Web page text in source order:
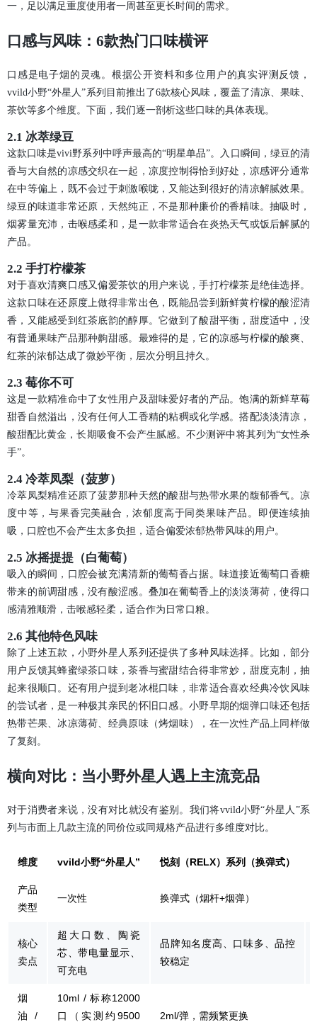
一，足以满足重度使用者一周甚至更长时间的需求。
口感与风味：6款热门口味横评
口感是电子烟的灵魂。根据公开资料和多位用户的真实评测反馈，
vvild小野“外星人”系列目前推出了6款核心风味，覆盖了清凉、果味、
茶饮等多个维度。下面，我们逐一剖析这些口味的具体表现。
2.1 冰萃绿豆
这款口味是vivi野系列中呼声最高的“明星单品”。入口瞬间，绿豆的清
香与大自然的凉感交织在一起，凉度控制得恰到好处，凉感评分通常
在中等偏上，既不会过于刺激喉咙，又能达到很好的清凉解腻效果。
绿豆的味道非常还原，天然纯正，不是那种廉价的香精味。抽吸时，
烟雾量充沛，击喉感柔和，是一款非常适合在炎热天气或饭后解腻的
产品。
2.2 手打柠檬茶
对于喜欢清爽口感又偏爱茶饮的用户来说，手打柠檬茶是绝佳选择。
这款口味在还原度上做得非常出色，既能品尝到新鲜黄柠檬的酸涩清
香，又能感受到红茶底韵的醇厚。它做到了酸甜平衡，甜度适中，没
有普通果味产品那种齁甜感。最难得的是，它的凉感与柠檬的酸爽、
红茶的浓郁达成了微妙平衡，层次分明且持久。
2.3 莓你不可
这是一款精准命中了女性用户及甜味爱好者的产品。饱满的新鲜草莓
甜香自然溢出，没有任何人工香精的粘稠或化学感。搭配淡淡清凉，
酸甜配比黄金，长期吸食不会产生腻感。不少测评中将其列为“女性杀
手”。
2.4 冷萃凤梨（菠萝）
冷萃凤梨精准还原了菠萝那种天然的酸甜与热带水果的馥郁香气。凉
度中等，与果香完美融合，浓郁度高于同类果味产品。即便连续抽
吸，口腔也不会产生太多负担，适合偏爱浓郁热带风味的用户。
2.5 冰摇提提（白葡萄）
吸入的瞬间，口腔会被充满清新的葡萄香占据。味道接近葡萄口香糖
带来的前调甜感，没有酸涩感。叠加在葡萄香上的淡淡薄荷，使得口
感清雅顺滑，击喉感轻柔，适合作为日常口粮。
2.6 其他特色风味
除了上述五款，小野外星人系列还提供了多种风味选择。比如，部分
用户反馈其蜂蜜绿茶口味，茶香与蜜甜结合得非常妙，甜度克制，抽
起来很顺口。还有用户提到老冰棍口味，非常适合喜欢经典冷饮风味
的尝试者，是一种极其亲民的怀旧口感。小野早期的烟弹口味还包括
热带芒果、冰凉薄荷、经典原味（烤烟味），在一次性产品上同样做
了复刻。
横向对比：当小野外星人遇上主流竞品
对于消费者来说，没有对比就没有鉴别。我们将vvild小野“外星人”系
列与市面上几款主流的同价位或同规格产品进行多维度对比。
维度 vvild小野“外星人” 悦刻（RELX）系列（换弹式）
产品
类型
一次性 换弹式（烟杆+烟弹）
核心
卖点
超大口数、陶瓷
芯、带电量显示、
可充电
品牌知名度高、口味多、品控
较稳定
烟
油/
10ml / 标称12000
口（实测约9500
2ml/弹，需频繁更换